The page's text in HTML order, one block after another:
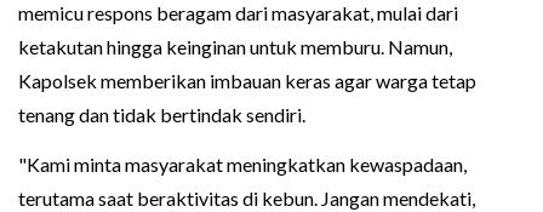
memicu respons beragam dari masyarakat, mulai dari
ketakutan hingga keinginan untuk memburu. Namun,
Kapolsek memberikan imbauan keras agar warga tetap
tenang dan tidak bertindak sendiri.
"Kami minta masyarakat meningkatkan kewaspadaan,
terutama saat beraktivitas di kebun. Jangan mendekati,